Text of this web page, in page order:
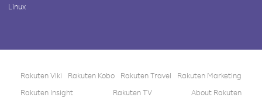
Linux
Rakuten Viki Rakuten Kobo Rakuten Travel
Rakuten Marketing
Rakuten Insight
Rakuten TV About Rakuten